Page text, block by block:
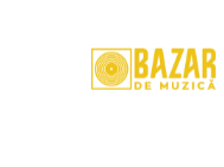
Termeni si Conditii
ANPC